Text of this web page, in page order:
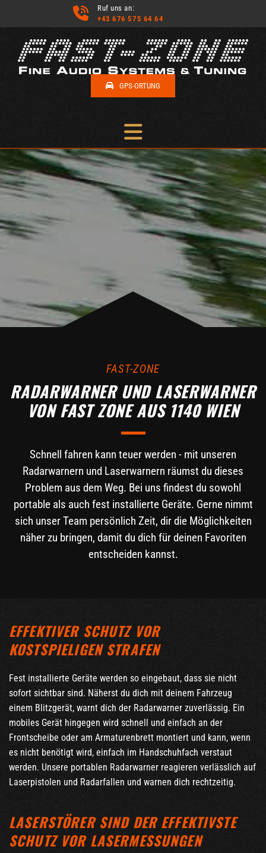

Ruf uns an:
+43 676 575 64 64
GPS-ORTUNG
FAST-ZONE
RADARWARNER UND LASERWARNER
VON FAST ZONE AUS 1140 WIEN
Schnell fahren kann teuer werden - mit unseren
Radarwarnern und Laserwarnern räumst du dieses
Problem aus dem Weg. Bei uns findest du sowohl
portable als auch fest installierte Geräte. Gerne nimmt
sich unser Team persönlich Zeit, dir die Möglichkeiten
näher zu bringen, damit du dich für deinen Favoriten
entscheiden kannst.
EFFEKTIVER SCHUTZ VOR
KOSTSPIELIGEN STRAFEN
Fest installierte Geräte werden so eingebaut, dass sie nicht
sofort sichtbar sind. Näherst du dich mit deinem Fahrzeug
einem Blitzgerät, warnt dich der Radarwarner zuverlässig. Ein
mobiles Gerät hingegen wird schnell und einfach an der
Frontscheibe oder am Armaturenbrett montiert und kann, wenn
es nicht benötigt wird, einfach im Handschuhfach verstaut
werden. Unsere portablen Radarwarner reagieren verlässlich auf
Laserpistolen und Radarfallen und warnen dich rechtzeitig.
LASERSTÖRER SIND DER EFFEKTIVSTE
SCHUTZ VOR LASERMESSUNGEN